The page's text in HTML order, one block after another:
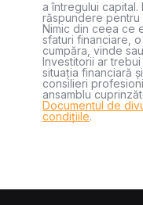
a întregului capital.
răspundere
Nimic din ceea ce
sfaturi financiare,
cumpăra, vinde
Investitorii ar
situația financiară
consilieri
ansamblu
Documentul de
condițiile.